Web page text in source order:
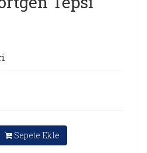
Sepete Ekle